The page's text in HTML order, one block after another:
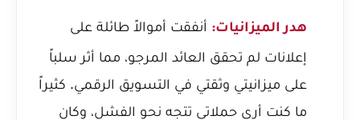
هدر الميزانيات: أنفقت أموالاً طائلة على
إعلانات لم تحقق العائد المرجو، مما أثر سلباً
على ميزانيتي وثقتي في التسويق الرقمي. كثيراً
ما كنت أرى حملاتي تتجه نحو الفشل، وكان